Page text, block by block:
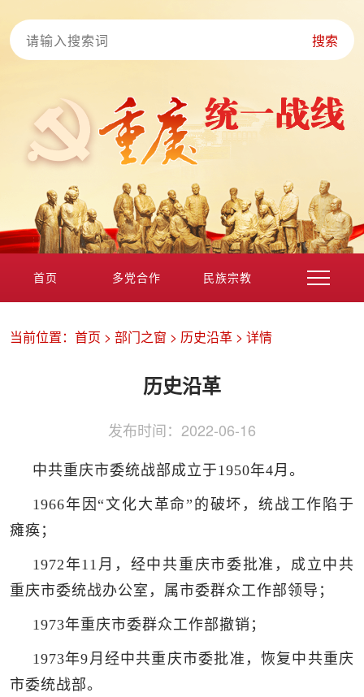
搜索
首页 多党合作 民族宗教
区县动态 统战历史文化
当前位置： 首页 > 部门之窗 > 历史沿革 > 详情
历史沿革
发布时间： 2022-06-16
中共重庆市委统战部成立于1950年4月。
1966年因“文化大革命”的破坏，统战工作陷于
瘫痪；
1972年11月，经中共重庆市委批准，成立中共
重庆市委统战办公室，属市委群众工作部领导；
1973年重庆市委群众工作部撤销；
1973年9月经中共重庆市委批准，恢复中共重庆
市委统战部。